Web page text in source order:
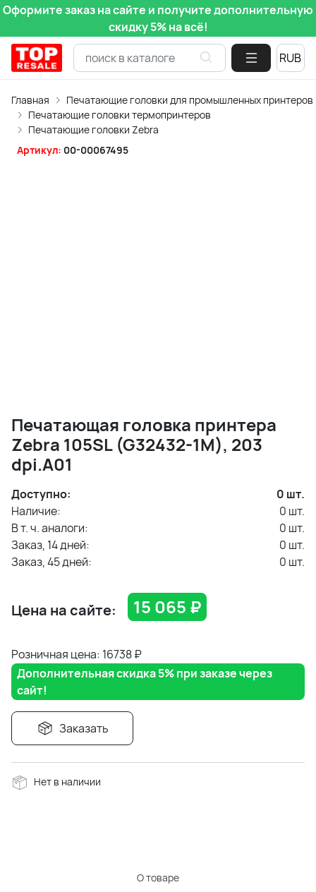
Оформите заказ на сайте и получите дополнительную
скидку 5% на всё!
Главная
Печатающие головки для промышленных принтеров
Печатающие головки термопринтеров
Печатающие головки Zebra
Артикул: 00-00067495
Печатающая головка принтера
Zebra 105SL (G32432-1M), 203
dpi.A01
Доступно: 0 шт.
Наличие:
0 шт.
В т. ч. аналоги:
0 шт.
Заказ, 14 дней:
0 шт.
Заказ, 45 дней:
0 шт.
Цена на сайте: 15 065 ₽
Розничная цена: 16738₽
Дополнительная скидка 5% при заказе через
сайт!
Заказать
Нет в наличии
О товаре